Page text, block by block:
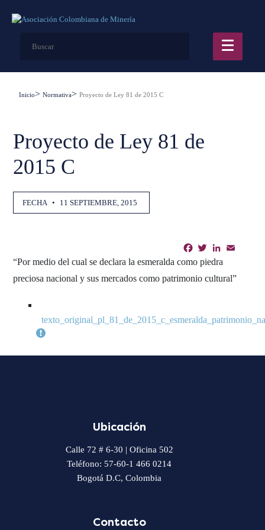
Inicio Normativa Proyecto de Ley 81 de 2015 C
Proyecto de Ley 81 de
2015 C
FECHA • 11 SEPTIEMBRE, 2015
FacebookTwitterLinkedIn
“Por medio del cual se declara la esmeralda como piedra
preciosa nacional y sus mercados como patrimonio cultural”
Ubicación
Calle 72 # 6-30 | Oficina 502
Teléfono: 57-60-1 466 0214
Bogotá D.C, Colombia
Contacto